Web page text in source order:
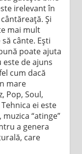
irelevant în
Şi
mai mult
cânte. Eşti
poate ajuta
de ajuns
cum dacă
mare
Pop, Soul,
ei este
“atinge”
a genera
care